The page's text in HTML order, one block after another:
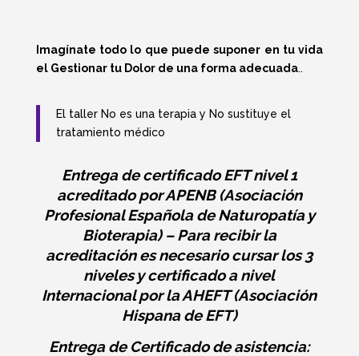
Imagínate todo lo que puede suponer en tu vida
el Gestionar tu Dolor de una forma adecuada..
El taller No es una terapia y No sustituye el
tratamiento médico
Entrega de certificado EFT nivel 1
acreditado por APENB (Asociación
Profesional Española de Naturopatía y
Bioterapia) – Para recibir la
acreditación es necesario cursar los 3
niveles y certificado a nivel
Internacional por la AHEFT (Asociación
Hispana de EFT)
Entrega de Certificado de asistencia: